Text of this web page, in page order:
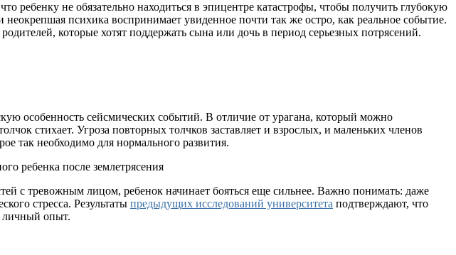
ребенку не обязательно находиться в эпицентре катастрофы, чтобы получить глубокую
психика воспринимает увиденное почти так же остро, как реальное событие.
которые хотят поддержать сына или дочь в период серьезных потрясений.
особенность сейсмических событий. В отличие от урагана, который можно
стихает. Угроза повторных толчков заставляет и взрослых, и маленьких членов
так необходимо для нормального развития.
с тревожным лицом, ребенок начинает бояться еще сильнее. Важно понимать: даже
стресса. Результаты предыдущих исследований университета подтверждают, что
личный опыт.